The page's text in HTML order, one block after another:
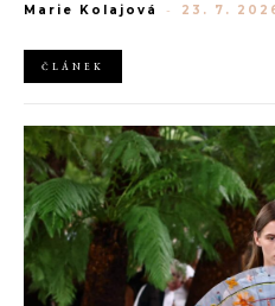
horách. Ranní koupání v lomu.
Marie Kolajová - 23. 7.
ČLÁNEK